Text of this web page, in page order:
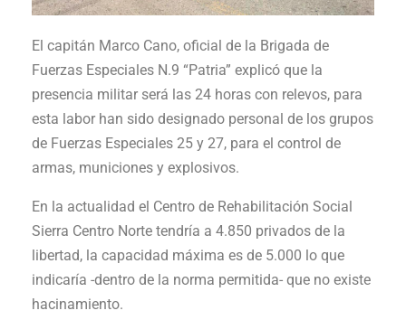
El capitán Marco Cano, oficial de la Brigada de
Fuerzas Especiales N.9 “Patria” explicó que la
presencia militar será las 24 horas con relevos, para
esta labor han sido designado personal de los grupos
de Fuerzas Especiales 25 y 27, para el control de
armas, municiones y explosivos.
En la actualidad el Centro de Rehabilitación Social
Sierra Centro Norte tendría a 4.850 privados de la
libertad, la capacidad máxima es de 5.000 lo que
indicaría -dentro de la norma permitida- que no existe
hacinamiento.